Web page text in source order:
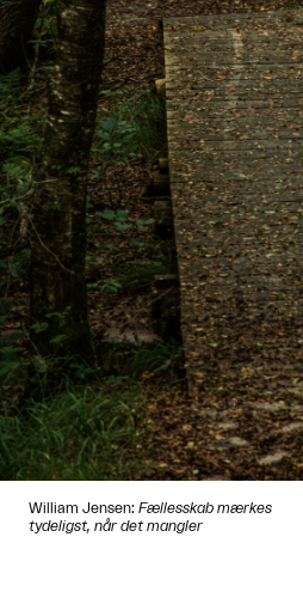
William Jensen: Fællesskab mærkes
tydeligst, når det mangler